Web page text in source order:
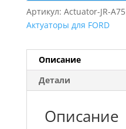
Артикул: Actuator-JR-A75
Актуаторы для FORD
Описание
Детали
Описание